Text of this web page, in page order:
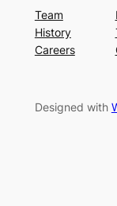
Team
History
Careers
Designed with